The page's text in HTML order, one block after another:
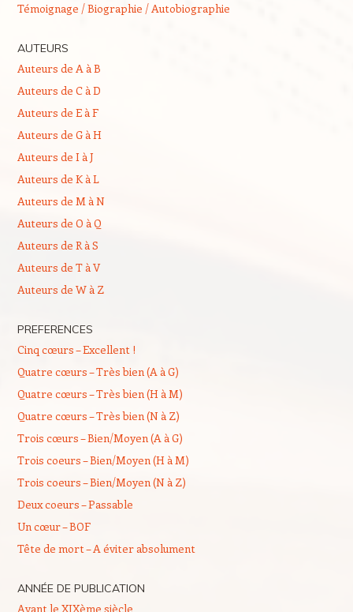
Témoignage / Biographie / Autobiographie
AUTEURS
Auteurs de A à B
Auteurs de C à D
Auteurs de E à F
Auteurs de G à H
Auteurs de I à J
Auteurs de K à L
Auteurs de M à N
Auteurs de O à Q
Auteurs de R à S
Auteurs de T à V
Auteurs de W à Z
PREFERENCES
Cinq cœurs – Excellent !
Quatre cœurs – Très bien (A à G)
Quatre cœurs – Très bien (H à M)
Quatre cœurs – Très bien (N à Z)
Trois cœurs – Bien/Moyen (A à G)
Trois coeurs – Bien/Moyen (H à M)
Trois coeurs – Bien/Moyen (N à Z)
Deux coeurs – Passable
Un cœur – BOF
Tête de mort – A éviter absolument
ANNÉE DE PUBLICATION
Avant le XIXème siècle